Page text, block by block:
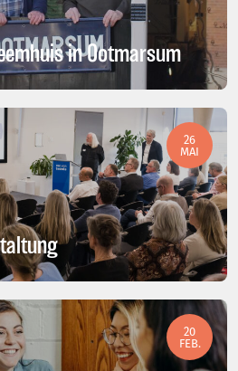
in Ootmarsum
26
MAI
20
FEB.